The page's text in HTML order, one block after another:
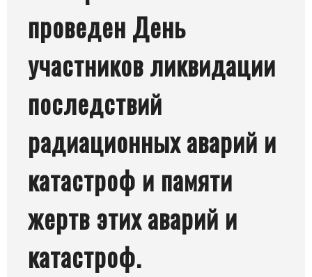
проведен День
участников ликвидации
последствий
радиационных аварий и
катастроф и памяти
жертв этих аварий и
катастроф.